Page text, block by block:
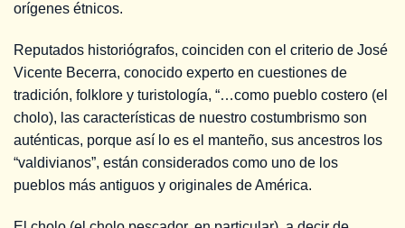
orígenes étnicos.
Reputados historiógrafos, coinciden con el criterio de José
Vicente Becerra, conocido experto en cuestiones de
tradición, folklore y turistología, “…como pueblo costero (el
cholo), las características de nuestro costumbrismo son
auténticas, porque así lo es el manteño, sus ancestros los
“valdivianos”, están considerados como uno de los
pueblos más antiguos y originales de América.